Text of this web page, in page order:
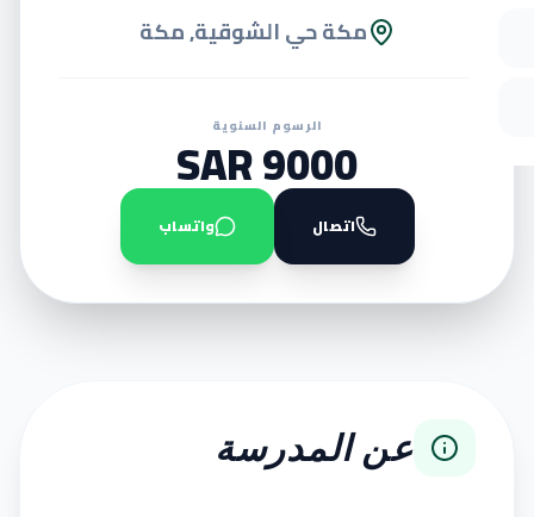
مكة حي الشوقية, مكة
الرسوم السنوية
9000 SAR
اتصال واتساب
عن المدرسة